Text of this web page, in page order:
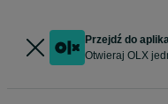
Przejdź do
Otwieraj OLX